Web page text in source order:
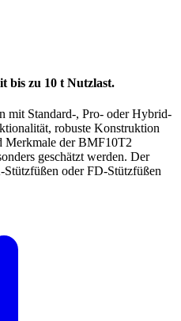
zu 10 t Nutzlast.
, Pro- oder Hybrid-
robuste Konstruktion
der BMF10T2
geschätzt werden. Der
oder FD-Stützfüßen